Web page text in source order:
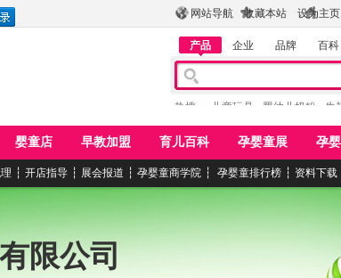
网站导航 收藏本站 设为主页
产品 企业 品牌 百科
热搜： 儿童玩具 婴幼儿奶粉 牛
婴童店 早教加盟 育儿百科 孕婴童展 孕
┆ 开店指导 ┆ 展会报道 ┆ 孕婴童商学院 ┆ 孕婴童排行榜 ┆ 资料下载
限公司